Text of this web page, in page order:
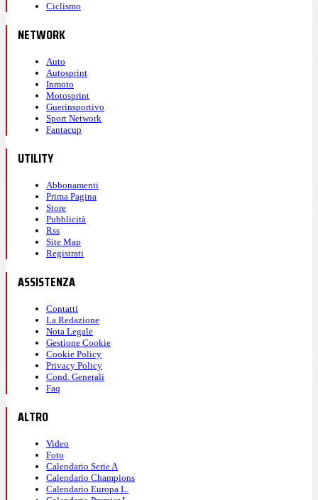
Ciclismo
NETWORK
Auto
Autosprint
Inmoto
Motosprint
Guerinsportivo
Sport Network
Fantacup
UTILITY
Abbonamenti
Prima Pagina
Store
Pubblicità
Rss
Site Map
Registrati
ASSISTENZA
Contatti
La Redazione
Nota Legale
Gestione Cookie
Cookie Policy
Privacy Policy
Cond. Generali
Faq
ALTRO
Video
Foto
Calendario Serie A
Calendario Champions
Calendario Europa L.